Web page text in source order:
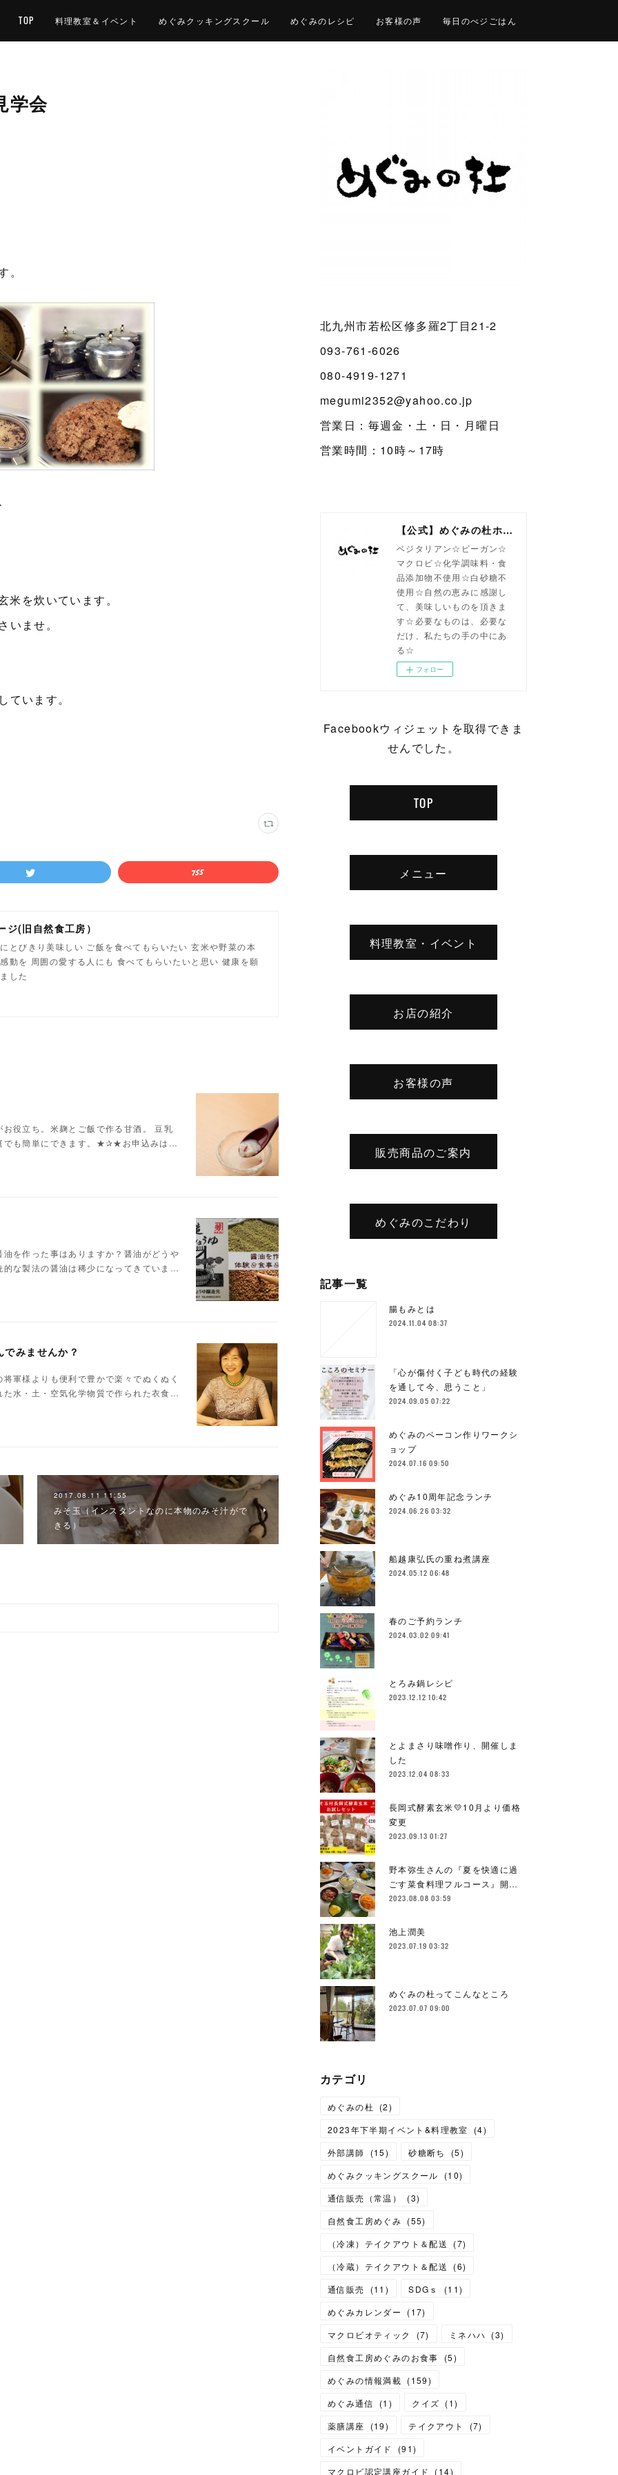
TOP 料理教室＆イベント めぐみクッキングスクール めぐみのレシピ お客様の声 毎日のべジごはん
学会
を炊いています。
いませ。
ています。
ジ(旧自然食工房）
とびきり美味しい ご飯を食べてもらいたい 玄米や野菜の本
動を 周囲の愛する人にも 食べてもらいたいと思い 健康を願
した
役立ち。米麹とご飯で作る甘酒。 豆乳
でも簡単にできます。★✰★お申込みは…
を作った事はありますか？醤油がどうや
な製法の醤油は稀少になってきていま…
みませんか？
軍様よりも便利で豊かで楽々でぬくぬく
水・土・空気化学物質で作られた衣食…
2017.08.11 11:55
みそ玉（インスタントなのに本物のみそ汁がで
きる）
北九州市若松区修多羅2丁目21-2
093-761-6026
080-4919-1271
megumi2352@yahoo.co.jp
営業日：毎週金・土・日・月曜日
営業時間：10時～17時
【公式】めぐみの杜ホームページ(旧自然食工房）
ベジタリアン☆ビーガン☆
マクロビ☆化学調味料・食
品添加物不使用☆白砂糖不
使用☆自然の恵みに感謝し
て、美味しいものを頂きま
す☆必要なものは、必要な
だけ、私たちの手の中にあ
る☆
フォロー
Facebookウィジェットを取得できま
せんでした。
TOP
メニュー
料理教室・イベント
お店の紹介
お客様の声
販売商品のご案内
めぐみのこだわり
記事一覧
腸もみとは
2024.11.04 08:37
「心が傷付く子ども時代の経験
を通して今、思うこと」
2024.09.05 07:22
めぐみのベーコン作りワークシ
ョップ
2024.07.16 09:50
めぐみ10周年記念ランチ
2024.06.26 03:32
船越康弘氏の重ね煮講座
2024.05.12 06:48
春のご予約ランチ
2024.03.02 09:41
とろみ鍋レシピ
2023.12.12 10:42
とよまさり味噌作り、開催しま
した
2023.12.04 08:33
長岡式酵素玄米💛10月より価格
変更
2023.09.13 01:27
野本弥生さんの『夏を快適に過
ごす菜食料理フルコース』開…
2023.08.08 03:59
池上潤美
2023.07.19 03:32
めぐみの杜ってこんなところ
2023.07.07 09:00
カテゴリ
めぐみの杜 (2)
2023年下半期イベント&料理教室
(4)
外部講師
(15) 砂糖断ち (5)
めぐみクッキングスクール
(10)
通信販売（常温）
(3)
自然食工房めぐみ (55)
（冷凍）テイクアウト＆配送
(7)
（冷蔵）テイクアウト＆配送
(6)
通信販売
(11 ) SDGｓ (11)
めぐみカレンダー
(17)
マクロビオティック
(7) ミネハハ (3)
自然食工房めぐみのお食事
(5)
めぐみの情報満載 (159)
めぐみ通信
(1 ) クイズ (1)
薬膳講座
(19) テイクアウト (7)
イベントガイド
(91)
マクロビ認定講座ガイド
(14)